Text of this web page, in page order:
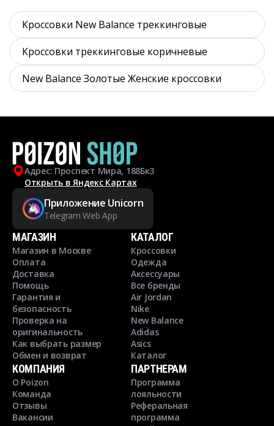
Кроссовки New Balance треккинговые
Кроссовки треккинговые коричневые
New Balance Золотые Женские кроссовки
Адрес: Проспект Мира, 188Бк3
Открыть в Яндекс Картах
Приложение Unicorn
Telegram Web App
МАГАЗИН
Магазин в Москве
Оплата
Доставка
Помощь
Гарантия и
безопасность
Проверка на
оригинальность
Как выбрать размер
Обмен и возврат
КАТАЛОГ
Кроссовки
Одежда
Аксессуары
Все бренды
Air Jordan
Nike
New Balance
Adidas
Asics
Каталог
КОМПАНИЯ
О Poizon
Команда
Отзывы
Вакансии
ПАРТНЕРАМ
Программа
лояльности
Реферальная
программа